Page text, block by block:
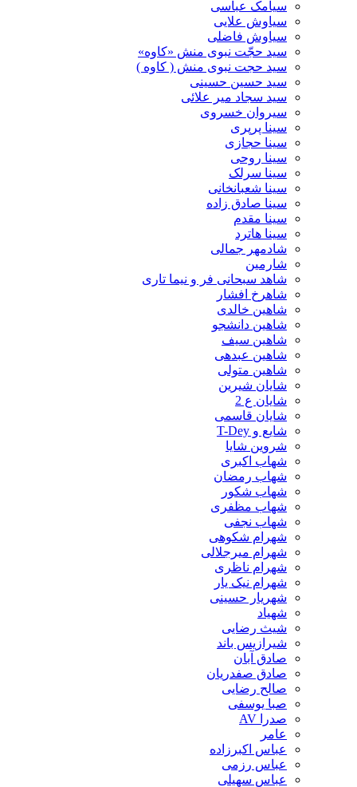
سیامک عباسی
سیاوش علایی
سیاوش فاضلی
سید حجّت نبوی منش «کاوه»
سید حجت نبوی منش ( کاوه )
سید حسین حسینى
سید سجاد میر علائی
سیروان خسروی
سینا پرپری
سینا حجازی
سینا روحی
سینا سرلک
سینا شعبانخانی
سینا صادق زاده
سینا مقدم
سینا هاترد
شادمهر جمالی
شارمین
شاهد سبحانی فر و نیما تاری
شاهرخ افشار
شاهین خالدی
شاهین دانشجو
شاهین سیف
شاهین عبدهی
شاهین متولی
شایان شیرین
شایان ع 2
شایان قاسمی
شایع و T-Dey
شروین شایا
شهاب اکبری
شهاب رمضان
شهاب شکور
شهاب مظفری
شهاب نجفی
شهرام شکوهی
شهرام میرجلالی
شهرام ناظری
شهرام نیک یار
شهریار حسینی
شهیاد
شیث رضایی
شیرازیس باند
صادق آبان
صادق صفدریان
صالح رضایی
صبا یوسفی
صدرا AV
عامر
عباس اکبرزاده
عباس رزمی
عباس سهیلی